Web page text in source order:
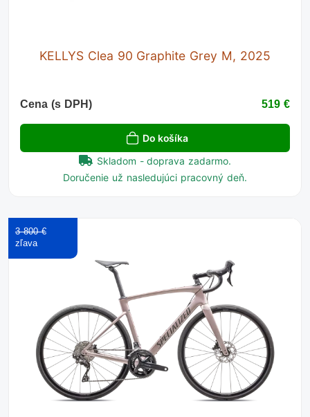
KELLYS Clea 90 Graphite Grey M, 2025
Cena (s DPH) 519 €
Do košíka
Skladom - doprava zadarmo.
Doručenie už nasledujúci pracovný deň.
3 800 €